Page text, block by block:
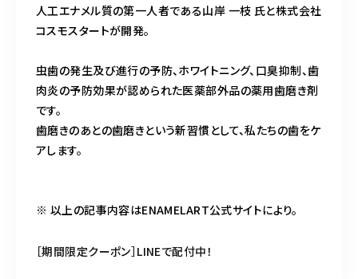
人工エナメル質の第一人者である山岸 一枝 氏と株式会社
コスモスタートが開発。
虫歯の発生及び進行の予防、ホワイトニング、口臭抑制、歯
肉炎の予防効果が認められた医薬部外品の薬用歯磨き剤
です。
歯磨きのあとの歯磨きという新習慣として、私たちの歯をケ
アします。
※ 以上の記事内容はENAMELART公式サイトにより。
［期間限定クーポン］LINEで配付中！